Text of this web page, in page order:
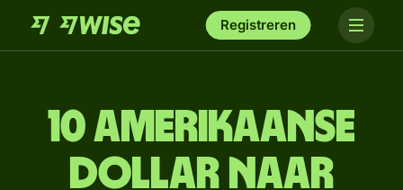
Registreren
10 Amerikaanse
dollar naar